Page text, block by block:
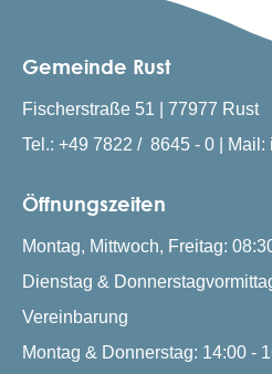
Gemeinde Rust
Fischerstraße 51 | 77977 Rust
Tel.: +49 7822 / 8645 - 0 | Mail:
Öffnungszeiten
Montag, Mittwoch, Freitag:
Dienstag &
Vereinbarung
Montag & Donnerstag: 14:00 -